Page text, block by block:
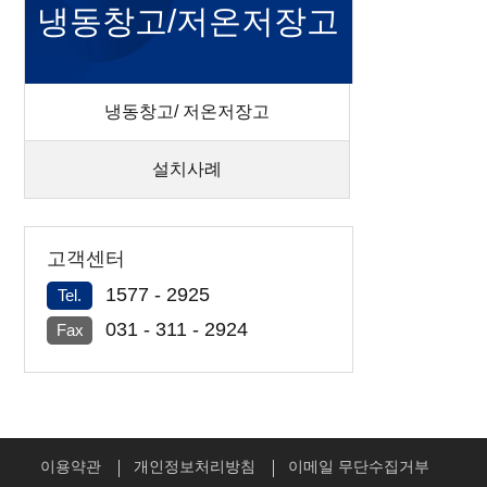
냉동창고/저온저장고
냉동창고/ 저온저장고
설치사례
고객센터
Tel. 1577 - 2925
Fax 031 - 311 - 2924
이용약관 개인정보처리방침 이메일 무단수집거부